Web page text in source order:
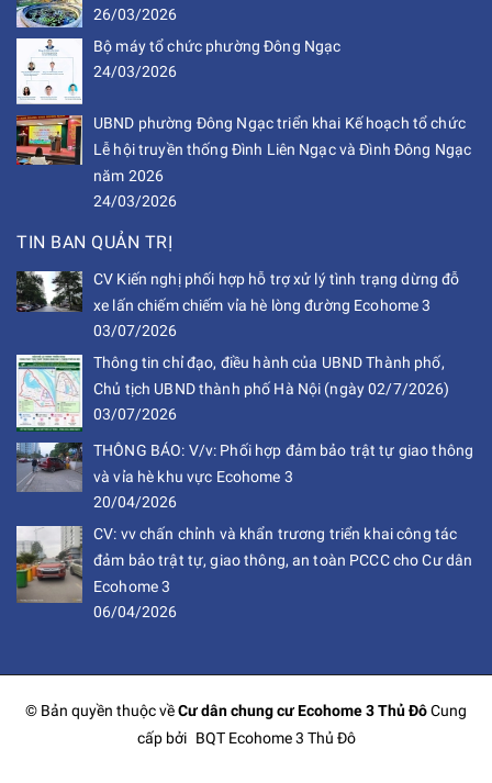
26/03/2026
Bộ máy tổ chức phường Đông Ngạc
24/03/2026
UBND phường Đông Ngạc triển khai Kế hoạch tổ chức
Lễ hội truyền thống Đình Liên Ngạc và Đình Đông Ngạc
năm 2026
24/03/2026
TIN BAN QUẢN TRỊ
CV Kiến nghị phối hợp hỗ trợ xử lý tình trạng dừng đỗ
xe lấn chiếm chiếm vỉa hè lòng đường Ecohome 3
03/07/2026
Thông tin chỉ đạo, điều hành của UBND Thành phố,
Chủ tịch UBND thành phố Hà Nội (ngày 02/7/2026)
03/07/2026
THÔNG BÁO: V/v: Phối hợp đảm bảo trật tự giao thông
và vỉa hè khu vực Ecohome 3
20/04/2026
CV: vv chấn chỉnh và khẩn trương triển khai công tác
đảm bảo trật tự, giao thông, an toàn PCCC cho Cư dân
Ecohome 3
06/04/2026
© Bản quyền thuộc vềCư dân chung cư Ecohome 3 Thủ ĐôCung
cấp bởi BQT Ecohome 3 Thủ Đô